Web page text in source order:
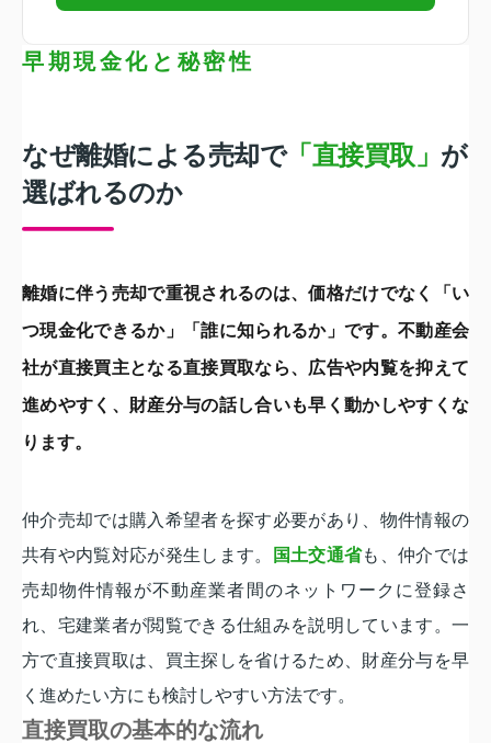
早期現金化と秘密性
なぜ離婚による売却で「直接買取」 が
選ばれるのか
離婚に伴う売却で重視されるのは、価格だけでなく「い
つ現金化できるか」「誰に知られるか」です。不動産会
社が直接買主となる直接買取なら、広告や内覧を抑えて
進めやすく、財産分与の話し合いも早く動かしやすくな
ります。
仲介売却では購入希望者を探す必要があり、物件情報の
共有や内覧対応が発生します。
国土交通省も、仲介では
売却物件情報が不動産業者間のネットワークに登録さ
れ、宅建業者が閲覧できる仕組みを説明しています。一
方で直接買取は、買主探しを省けるため、財産分与を早
く進めたい方にも検討しやすい方法です。
直接買取の基本的な流れ